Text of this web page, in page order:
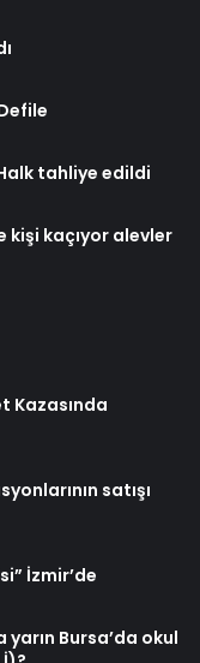
tahliye edildi
kişi kaçıyor alevler
Kazasında
satışı
İzmir’de
Bursa’da okul